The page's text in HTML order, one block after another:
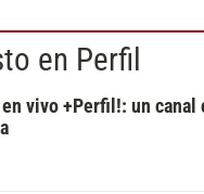
en Perfil
en vivo +Perfil!: un canal